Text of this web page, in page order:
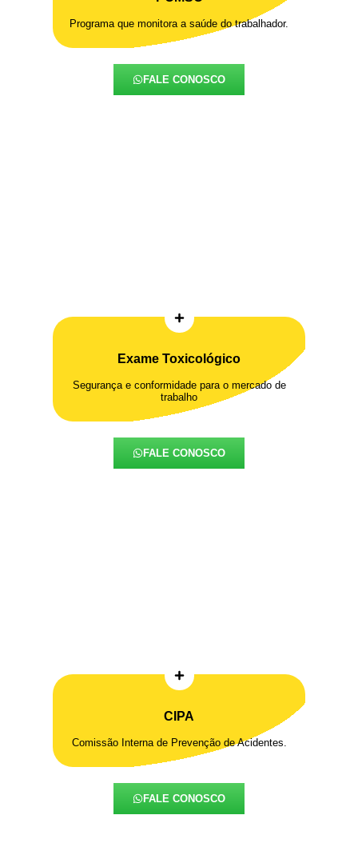
Programa que monitora a saúde do trabalhador.
FALE CONOSCO
Exame Toxicológico
Segurança e conformidade para o mercado de
trabalho
FALE CONOSCO
CIPA
Comissão Interna de Prevenção de Acidentes.
FALE CONOSCO